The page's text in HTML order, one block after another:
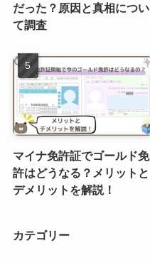
だった？原因と真相につい
て調査
マイナ免許証でゴールド免
許はどうなる？メリットと
デメリットを解説！
カテゴリー